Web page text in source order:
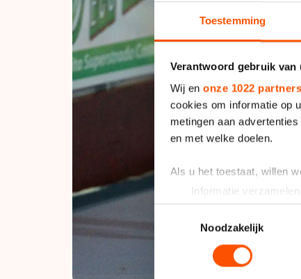
Toestemming
Verantwoord gebruik van
Wij en onze 1022 partners
cookies om informatie op
metingen aan
en met welke doelen.
Als u het toestaat, willen
Informatie
Uw apparaat
Lees meer over hoe uw
toestemming op elk
Noodzakelijk